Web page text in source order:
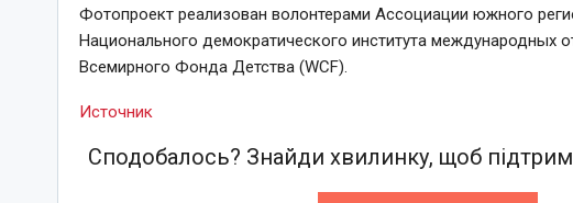
Фотопроект реализован волонтерами Ассоциации южного
Национального демократического института международных
Всемирного Фонда Детства (WCF).
Источник
Сподобалось? Знайди хвилинку, щоб